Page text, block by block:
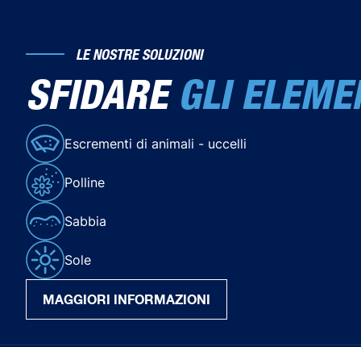
Guarda il video
LE NOSTRE SOLUZIONI
SFIDARE GLI
Escrementi di animali - uccelli
Polline
Sabbia
Sole
MAGGIORI INFORMAZIONI